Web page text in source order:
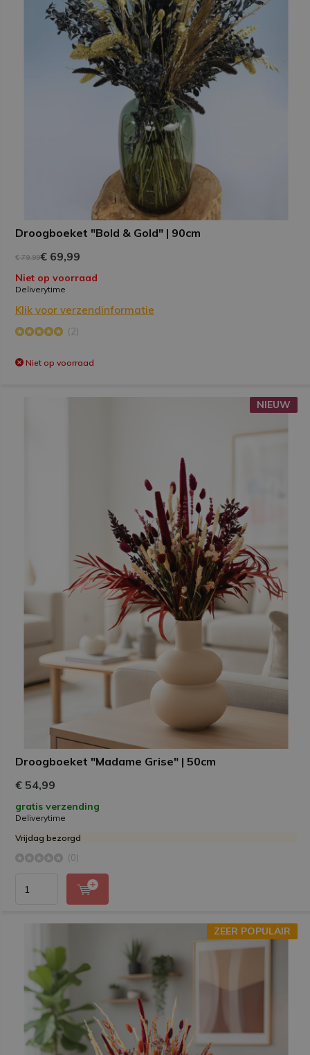
Droogboeket "Bold & Gold" | 90cm
€ 79,99€ 69,99
Niet op voorraad
Deliverytime
Klik voor verzendinformatie
(2)
Niet op voorraad
Droogboeket "Madame Grise" | 50cm
NIEUW
€ 54,99
gratis verzending
Deliverytime
Vrijdag bezorgd
(0)
ZEER POPULAIR